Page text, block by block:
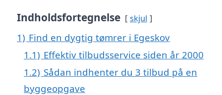
Indholdsfortegnelse skjul
1) Find en dygtig tømrer i Egeskov
1.1) Effektiv tilbudsservice siden år 2000
1.2) Sådan indhenter du 3 tilbud på en
byggeopgave